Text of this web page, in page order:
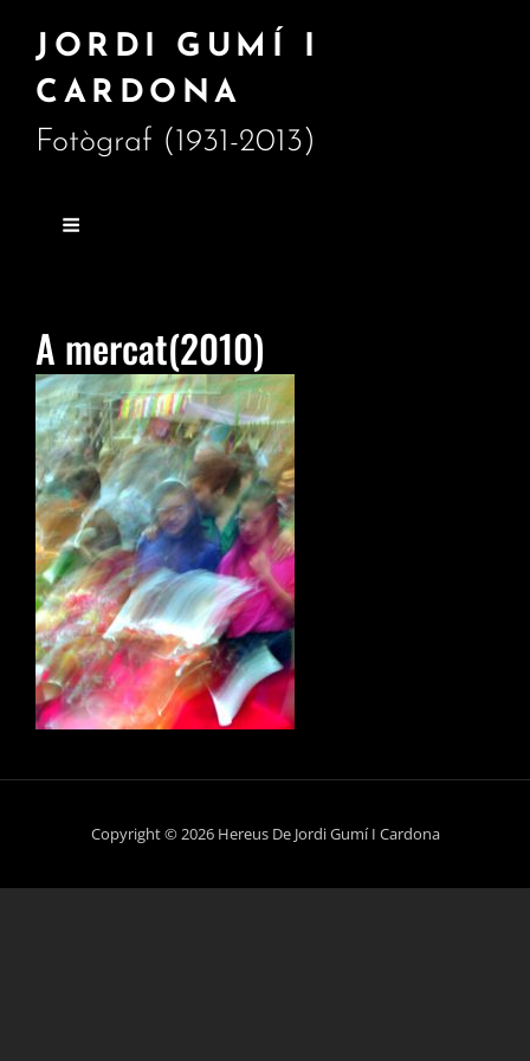
JORDI GUMÍ I
CARDONA
Fotògraf (1931-2013)
A mercat(2010)
Copyright © 2026 Hereus De Jordi Gumí I Cardona